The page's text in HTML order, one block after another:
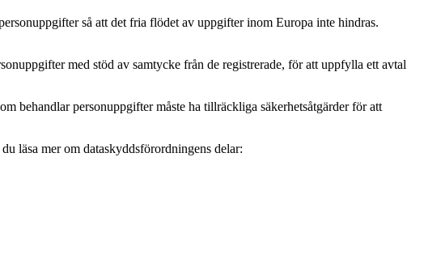
så att det fria flödet av uppgifter inom Europa inte hindras.
med stöd av samtycke från de registrerade, för att uppfylla ett avtal
behandlar personuppgifter måste ha tillräckliga säkerhetsåtgärder för att
läsa mer om dataskyddsförordningens delar: